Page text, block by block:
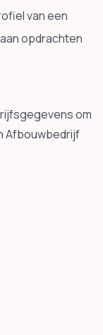
van een
opdrachten
om
Afbouwbedrijf